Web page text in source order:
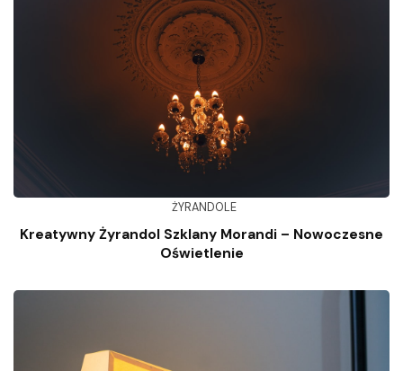
ŻYRANDOLE
Kreatywny Żyrandol Szklany Morandi – Nowoczesne
Oświetlenie